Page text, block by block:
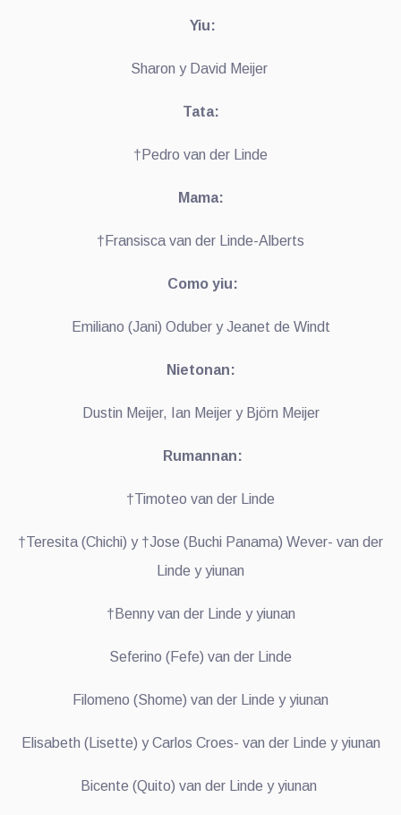
Yiu:
Sharon y David Meijer
Tata:
†Pedro van der Linde
Mama:
†Fransisca van der Linde-Alberts
Como yiu:
Emiliano (Jani) Oduber y Jeanet de Windt
Nietonan:
Dustin Meijer, Ian Meijer y Björn Meijer
Rumannan:
†Timoteo van der Linde
†Teresita (Chichi) y †Jose (Buchi Panama) Wever- van der
Linde y yiunan
†Benny van der Linde y yiunan
Seferino (Fefe) van der Linde
Filomeno (Shome) van der Linde y yiunan
Elisabeth (Lisette) y Carlos Croes- van der Linde y yiunan
Bicente (Quito) van der Linde y yiunan